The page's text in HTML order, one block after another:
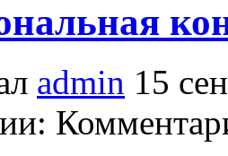
admin 15